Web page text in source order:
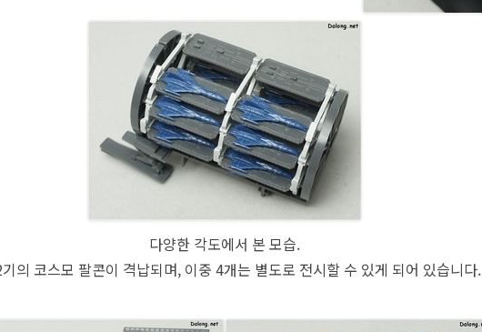
다양한 각도에서 본 모습.
의 코스모 팔콘이 격납되며, 이중 4개는 별도로 전시할 수 있게 되어 있습니다.